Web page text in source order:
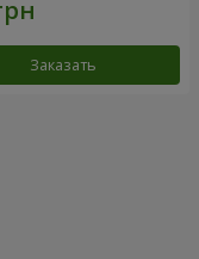
Заказать